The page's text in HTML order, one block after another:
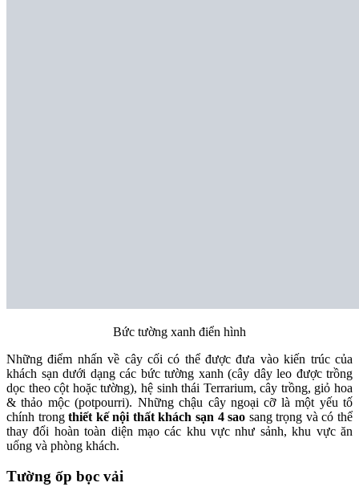
Bức tường xanh điển hình
Những điểm nhấn về cây cối có thể được đưa vào kiến trúc của
khách sạn dưới dạng các bức tường xanh (cây dây leo được trồng
dọc theo cột hoặc tường), hệ sinh thái Terrarium, cây trồng, giỏ hoa
& thảo mộc (potpourri). Những chậu cây ngoại cỡ là một yếu tố
chính trongthiết kế nội thất khách sạn 4 sao sang trọng và có thể
thay đổi hoàn toàn diện mạo các khu vực như sảnh, khu vực ăn
uống và phòng khách.
Tường ốp bọc vải